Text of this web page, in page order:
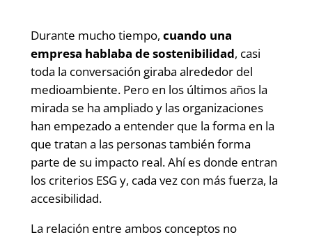
Durante mucho tiempo, cuando una
empresa hablaba de sostenibilidad, casi
toda la conversación giraba alrededor del
medioambiente. Pero en los últimos años la
mirada se ha ampliado y las organizaciones
han empezado a entender que la forma en la
que tratan a las personas también forma
parte de su impacto real. Ahí es donde entran
los criterios ESG y, cada vez con más fuerza, la
accesibilidad.
La relación entre ambos conceptos no